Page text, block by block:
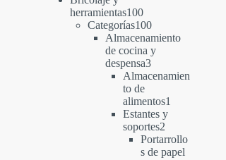
herramientas100100
productos
Categorías100100
productos
Almacenamiento
de cocina y
despensa33
productos
Almacenamien
to de
alimentos1
Estantes y
soportes22
productos
Portarrollo
s de papel